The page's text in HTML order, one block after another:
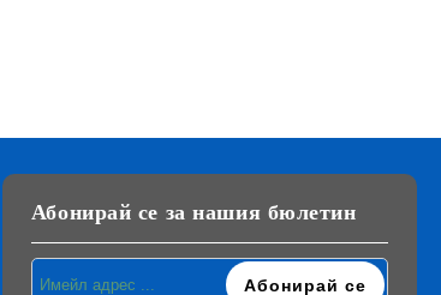
Абонирай се за нашия бюлетин